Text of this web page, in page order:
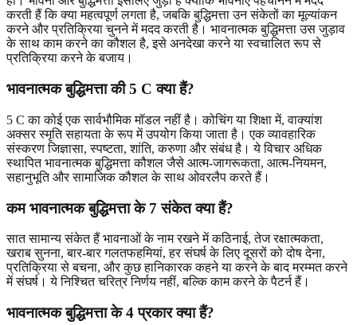
करती हैं कि क्या महत्वपूर्ण लगता है, जबकि बुद्धिमत्ता उन संकेतों का मूल्यांकन
करने और प्रतिक्रिया चुनने में मदद करती है। भावनात्मक बुद्धिमत्ता उस जुड़ाव
के साथ काम करने का कौशल है, इसे अनदेखा करने या स्वचालित रूप से
प्रतिक्रिया करने के बजाय।
भावनात्मक बुद्धिमत्ता की 5 C क्या हैं?
5 C का कोई एक सार्वभौमिक मॉडल नहीं है। कोचिंग या शिक्षा में, वाक्यांश
अक्सर स्मृति सहायता के रूप में उपयोग किया जाता है। एक व्यावहारिक
संस्करण जिज्ञासा, स्पष्टता, शांति, करुणा और संबंध है। ये विचार अधिक
स्थापित भावनात्मक बुद्धिमत्ता कौशल जैसे आत्म-जागरूकता, आत्म-नियमन,
सहानुभूति और सामाजिक कौशल के साथ ओवरलैप करते हैं।
कम भावनात्मक बुद्धिमत्ता के 7 संकेत क्या हैं?
सात सामान्य संकेत हैं भावनाओं के नाम रखने में कठिनाई, तेज रक्षात्मकता,
खराब सुनना, बार-बार गलतफहमियां, हर संघर्ष के लिए दूसरों को दोष देना,
प्रतिक्रिया से बचना, और कुछ हानिकारक कहने या करने के बाद मरम्मत करने
में संघर्ष। ये निश्चित चरित्र निर्णय नहीं, बल्कि काम करने के पैटर्न हैं।
भावनात्मक बुद्धिमत्ता के 4 प्रकार क्या हैं?